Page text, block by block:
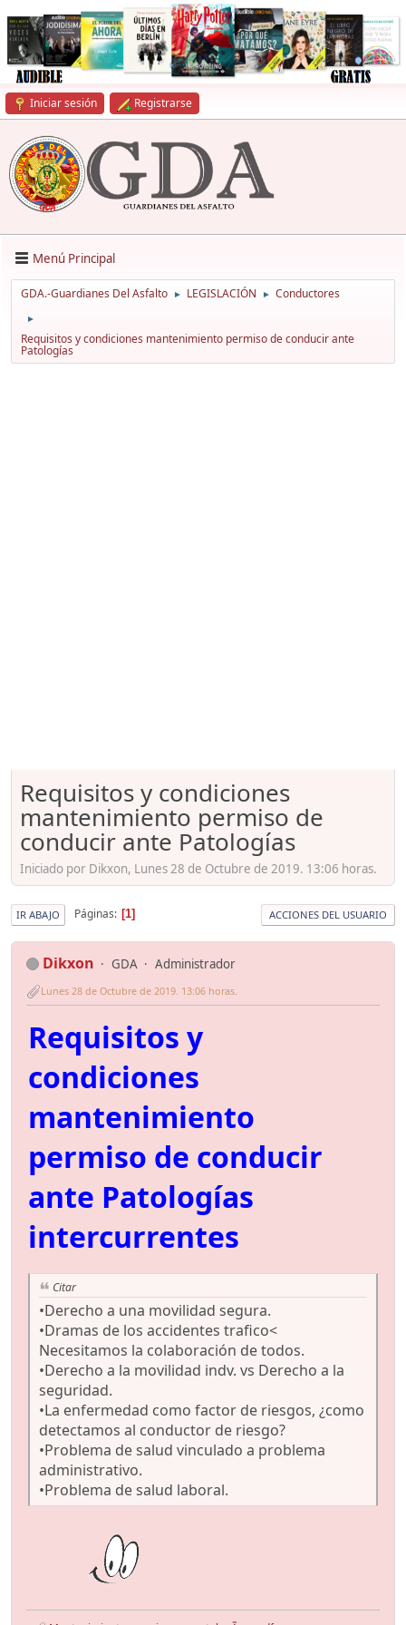
Iniciar sesión Registrarse
Menú Principal
GDA.-Guardianes Del Asfalto ► LEGISLACIÓN ► Conductores
►
Requisitos y condiciones mantenimiento permiso de conducir ante
Patologías
Requisitos y condiciones
mantenimiento permiso de
conducir ante Patologías
Iniciado por Dikxon, Lunes 28 de Octubre de 2019. 13:06 horas.
IR ABAJO Páginas 1 ACCIONES DEL USUARIO
Dikxon GDA Administrador
Lunes 28 de Octubre de 2019. 13:06 horas.
Requisitos y
condiciones
mantenimiento
permiso de conducir
ante Patologías
intercurrentes
Citar
•Derecho a una movilidad segura.
•Dramas de los accidentes trafico<
Necesitamos la colaboración de todos.
•Derecho a la movilidad indv. vs Derecho a la
seguridad.
•La enfermedad como factor de riesgos, ¿como
detectamos al conductor de riesgo?
•Problema de salud vinculado a problema
administrativo.
•Problema de salud laboral.